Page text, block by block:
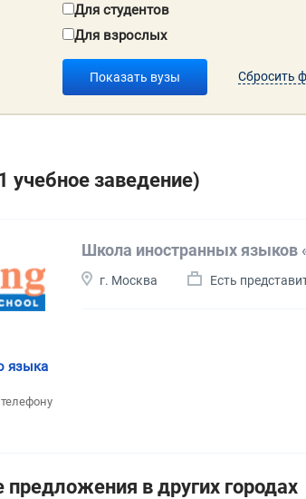
Для студентов
Для взрослых
Показать вузы Сбросить
учебное заведение)
Школа иностранных языков
г. Москва Есть
языка
в других городах